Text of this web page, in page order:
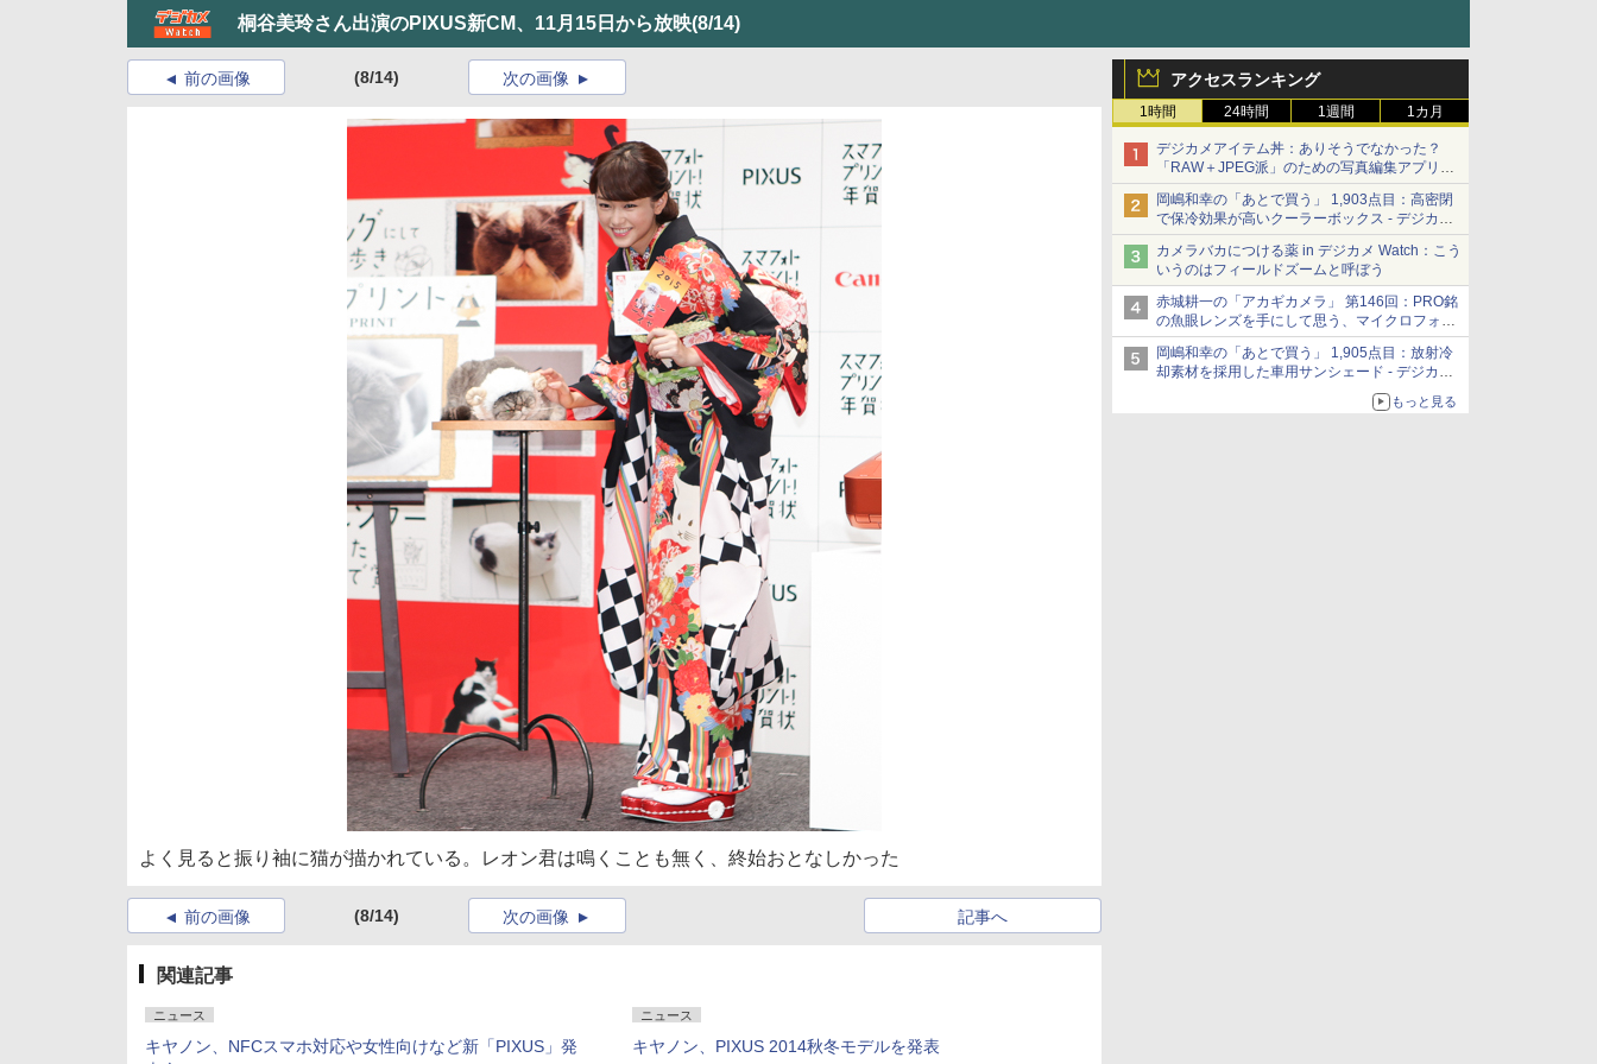
桐谷美玲さん出演のPIXUS新CM、11月15日から放映(8/14)
アクセスランキング
1時間 24時間 1週間 1カ月
デジカメアイテム丼：ありそうでなかった？
「RAW＋JPEG派」のための写真編集アプリ
カメラデフォルトのJPEGを大切にする
「Filmator」
岡嶋和幸の「あとで買う」 1,903点目：高密閉
で保冷効果が高いクーラーボックス - デジカメ
Watch
カメラバカにつける薬 in デジカメ Watch：こう
いうのはフィールドズームと呼ぼう
赤城耕一の「アカギカメラ」 第146回：PRO銘
の魚眼レンズを手にして思う、マイクロフォー
サーズへの期待と可能性
岡嶋和幸の「あとで買う」 1,905点目：放射冷
却素材を採用した車用サンシェード - デジカメ
もっと見る
前の画像 (8/14) 次の画像
よく見ると振り袖に猫が描かれている。レオン君は鳴くことも無く、終始おとなしかった
前の画像 (8/14) 記事へ
次の画像
関連記事
ニュース
キヤノン、NFCスマホ対応や女性向けなど新「PIXUS」発
ニュース
キヤノン、PIXUS 2014秋冬モデルを発表